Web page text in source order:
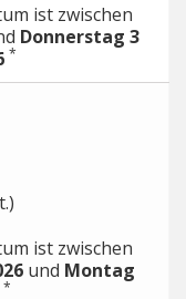
ist zwischen
Donnerstag 3
*
ist zwischen
und Montag
*